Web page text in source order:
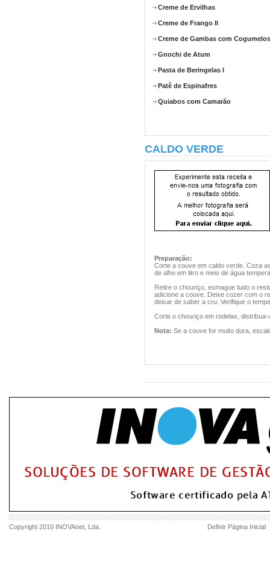
Creme de Ervilhas
Creme de Frango II
Creme de Gambas com Cogumelos
Gnochi de Atum
Pasta de Beringelas I
Patê de Espinafres
Quiabos com Camarão
CALDO VERDE
Preparação:
Corte a couve em caldo verde. Coza
de alho em litro e meio de água
Retire o chouriço, esmague tudo o
adicione a couve. Deixe cozer com o
deixar de saber a cru. Verifique o
Corte o chouriço em rodelas,
Nota: Se a couve for muito dura,
Copyright 2010 INOVAnet , Lda. Definir Página Inicial